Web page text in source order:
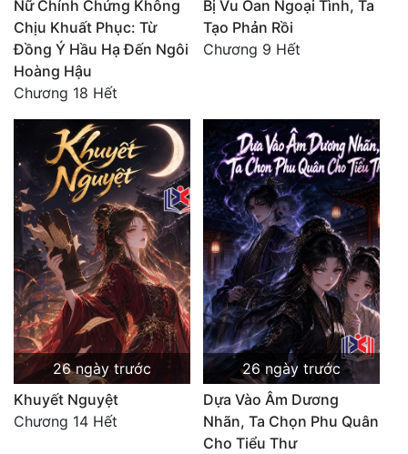
Cẩu Đạo Trường Sinh
Ngự Thú
Truyện Nữ
Vô Địch Lưu
Xây Dựng Thế Lực
Đam Mỹ
Đẹp
Đẹp Hiệp
Tính Cách Nhân Vật :
Cơ Trí
Nữ Chính Chứng Không
Chịu Khuất Phục: Từ
Đồng Ý Hầu Hạ Đến Ngôi
Hoàng Hậu
Chương 18 Hết
Bị Vu Oan Ngoại Tình, Ta
Tạo Phản Rồi
Chương 9 Hết
26 ngày trước
Khuyết Nguyệt
Chương 14 Hết
26 ngày trước
Dựa Vào Âm Dương
Nhãn, Ta Chọn Phu Quân
Cho Tiểu Thư